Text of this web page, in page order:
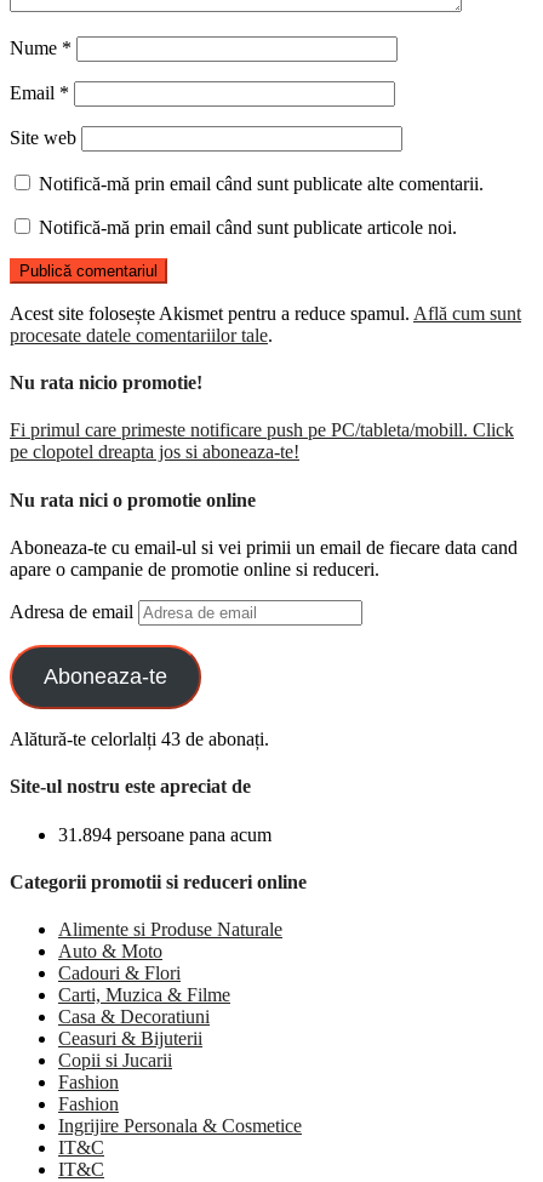
Nume *
Email *
Site web
Notifică-mă prin email când sunt publicate alte comentarii.
Notifică-mă prin email când sunt publicate articole noi.
Acest site folosește Akismet pentru a reduce spamul. Află cum sunt
procesate datele comentariilor tale.
Nu rata nicio promotie!
Fi primul care primeste notificare push pe PC/tableta/mobill. Click
pe clopotel dreapta jos si aboneaza-te!
Nu rata nici o promotie online
Aboneaza-te cu email-ul si vei primii un email de fiecare data cand
apare o campanie de promotie online si reduceri.
Adresa de email
Aboneaza-te
Alătură-te celorlalți 43 de abonați.
Site-ul nostru este apreciat de
31.894 persoane pana acum
Categorii promotii si reduceri online
Alimente si Produse Naturale
Auto & Moto
Cadouri & Flori
Carti, Muzica & Filme
Casa & Decoratiuni
Ceasuri & Bijuterii
Copii si Jucarii
Fashion
Fashion
Ingrijire Personala & Cosmetice
IT&C
IT&C